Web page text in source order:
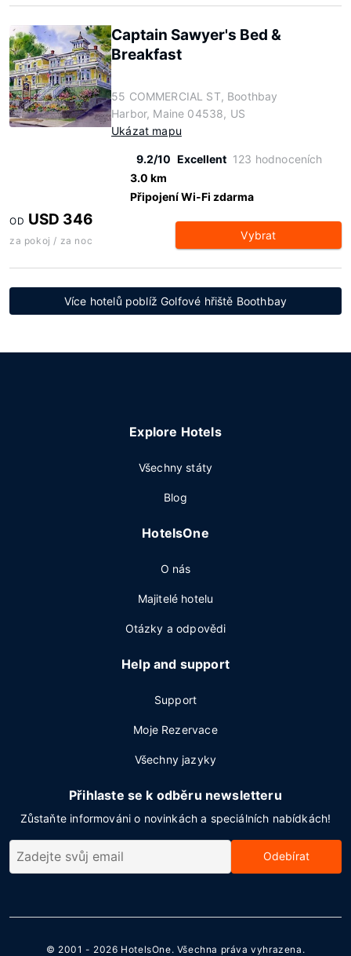
Captain Sawyer's Bed &
Breakfast
55 COMMERCIAL ST, Boothbay
Harbor, Maine 04538, US
Ukázat mapu
9.2/10 Excellent 123 hodnoceních
3.0 km
Připojení Wi-Fi zdarma
OD USD 346
za pokoj / za noc Vybrat
Více hotelů poblíž Golfové hřiště Boothbay
Explore Hotels
Všechny státy
Blog
HotelsOne
O nás
Majitelé hotelu
Otázky a odpovědi
Help and support
Support
Moje Rezervace
Všechny jazyky
Přihlaste se k odběru newsletteru
Zůstaňte informováni o novinkách a speciálních nabídkách!
Odebírat
© 2001 - 2026 HotelsOne. Všechna práva vyhrazena.